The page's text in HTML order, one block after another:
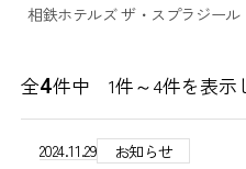
相鉄ホテルズ ザ・スプラジール
全4件中 1件～4件を表示
2024.11.29 お知らせ